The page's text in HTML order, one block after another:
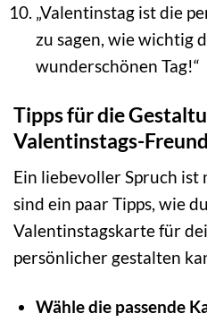
„Valentinstag ist die
zu sagen, wie wichtig
wunderschönen Tag!“
Tipps für die
Valentinstags-
Ein liebevoller Spruch
sind ein paar Tipps, wie
Valentinstagskarte für
persönlicher gestalten
Wähle die passende